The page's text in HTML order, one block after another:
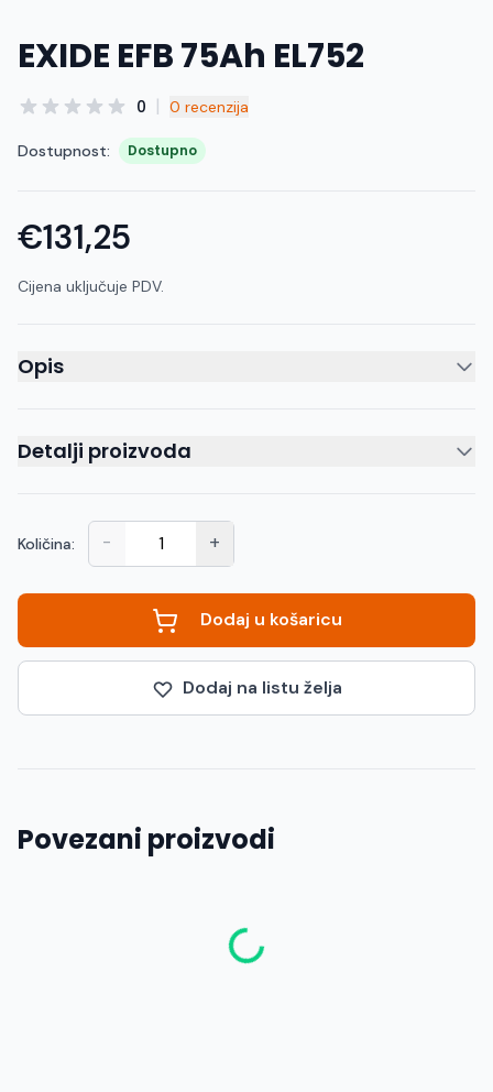
EXIDE EFB 75Ah EL752
0 | 0 recenzija
Dostupnost: Dostupno
€131,25
Cijena uključuje PDV.
Opis
Detalji proizvoda
Količina: - +
Dodaj u košaricu
Dodaj na listu želja
Povezani proizvodi